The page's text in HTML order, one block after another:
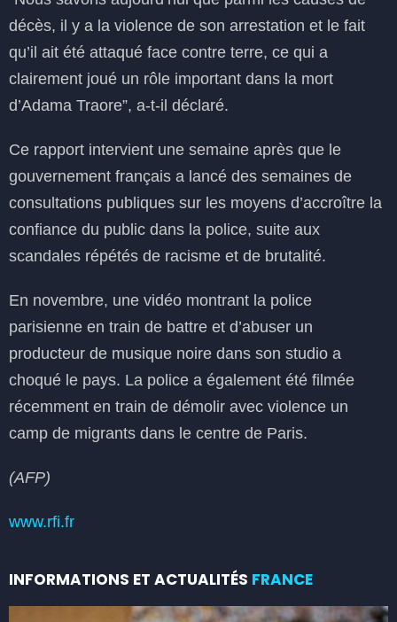
décès, il y a la violence de son arrestation et le fait
qu’il ait été attaqué face contre terre, ce qui a
clairement joué un rôle important dans la mort
d’Adama Traore”, a-t-il déclaré.
Ce rapport intervient une semaine après que le
gouvernement français a lancé des semaines de
consultations publiques sur les moyens d’accroître la
confiance du public dans la police, suite aux
scandales répétés de racisme et de brutalité.
En novembre, une vidéo montrant la police
parisienne en train de battre et d’abuser un
producteur de musique noire dans son studio a
choqué le pays. La police a également été filmée
récemment en train de démolir avec violence un
camp de migrants dans le centre de Paris.
(AFP)
www.rfi.fr
INFORMATIONS ET ACTUALITÉS FRANCE